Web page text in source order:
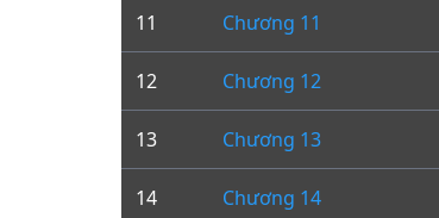
11 Chương 11
12 Chương 12
13 Chương 13
14 Chương 14